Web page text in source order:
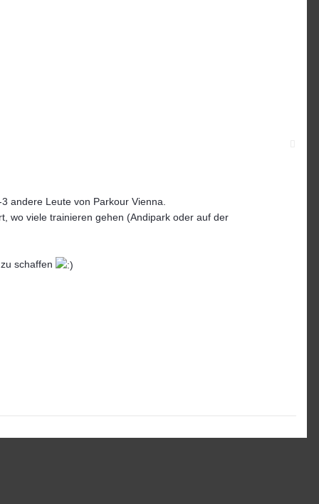
andere Leute von Parkour Vienna.
wo viele trainieren gehen (Andipark oder auf der
schaffen